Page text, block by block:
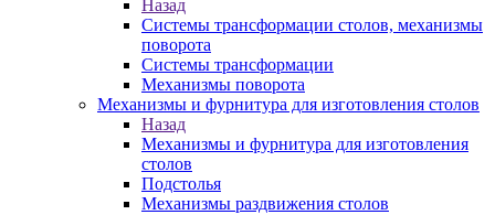
Назад
Системы трансформации столов, механизмы
поворота
Системы трансформации
Механизмы поворота
Механизмы и фурнитура для изготовления столов
Назад
Механизмы и фурнитура для изготовления
столов
Подстолья
Механизмы раздвижения столов